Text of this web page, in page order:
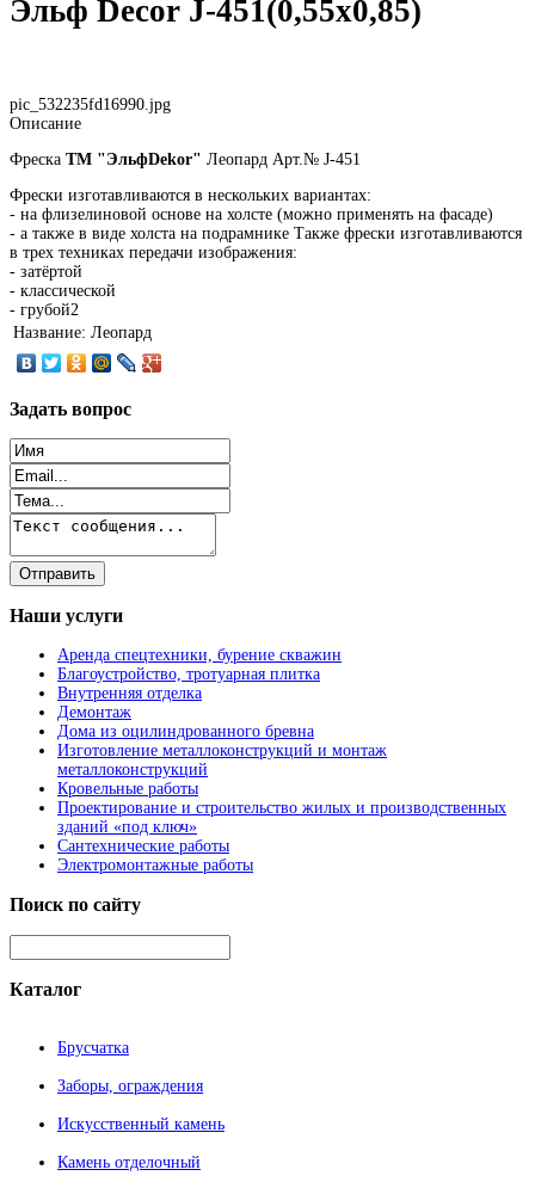
Эльф Decor J-451(0,55x0,85)
pic_532235fd16990.jpg
Описание
Фреска ТМ "ЭльфDekor" Леопард Арт.№ J-451
Фрески изготавливаются в нескольких вариантах:
- на флизелиновой основе на холсте (можно применять на фасаде)
- а также в виде холста на подрамнике Также фрески изготавливаются
в трех техниках передачи изображения:
- затёртой
- классической
- грубой2
Название: Леопард
Задать вопрос
Наши услуги
Аренда спецтехники, бурение скважин
Благоустройство, тротуарная плитка
Внутренняя отделка
Демонтаж
Дома из оцилиндрованного бревна
Изготовление металлоконструкций и монтаж
металлоконструкций
Кровельные работы
Проектирование и строительство жилых и производственных
зданий «под ключ»
Сантехнические работы
Электромонтажные работы
Поиск по сайту
Каталог
Брусчатка
Заборы, ограждения
Искусственный камень
Камень отделочный